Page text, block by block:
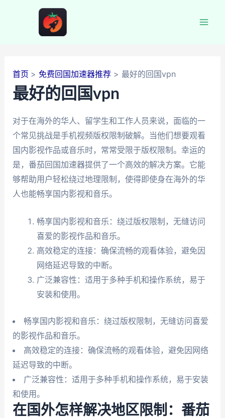
首页 免费回国加速器推荐 最好的回国vpn
最好的回国vpn
对于在海外的华人、留学生和工作人员来说，面临的一
个常见挑战是手机视频版权限制破解。当他们想要观看
国内影视作品或音乐时，常常受限于版权限制。幸运的
是，番茄回国加速器提供了一个高效的解决方案。它能
够帮助用户轻松绕过地理限制，使得即使身在海外的华
人也能畅享国内影视和音乐。
畅享国内影视和音乐：绕过版权限制，无缝访问
喜爱的影视作品和音乐。
高效稳定的连接：确保流畅的观看体验，避免因
网络延迟导致的中断。
广泛兼容性：适用于多种手机和操作系统，易于
安装和使用。
畅享国内影视和音乐：绕过版权限制，无缝访问喜爱
的影视作品和音乐。
高效稳定的连接：确保流畅的观看体验，避免因网络
延迟导致的中断。
广泛兼容性：适用于多种手机和操作系统，易于安装
和使用。
在国外怎样解决地区限制：番茄